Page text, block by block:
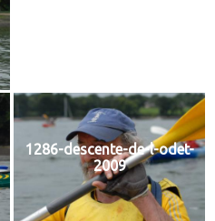
1286-descente-de-l-odet-
2009